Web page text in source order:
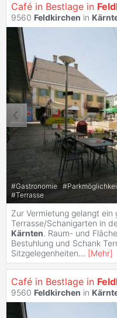
Café in Bestlage in
9560 Feldkirchen in
#Gastronomie #
#Terrasse
Zur Vermietung gelangt
Terrasse/Schanigarten in
Kärnten. Raum- und
Bestuhlung und Schank
Sitzgelegenheiten... [Mehr]
Café in Bestlage in
9560 Feldkirchen in